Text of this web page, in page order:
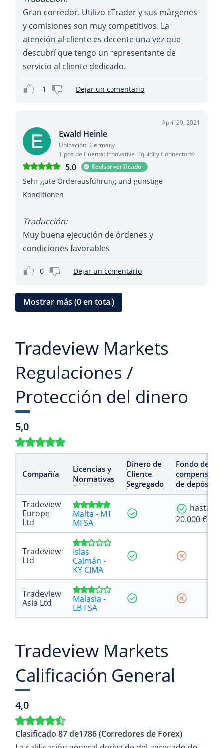
Gran corredor. Utilizo cTrader y sus márgenes
y comisiones son muy competitivos. La
atención al cliente es decente una vez que
descubrí que tengo un representante de
servicio al cliente dedicado.
-1 Dejar un comentario
April 29, 2021
Ewald Heinle
Ubicación: Germany
Tipos de Cuenta: Innovative Liquidity Connector®
5.0 Revisor verificado
Sehr gute Orderausführung und günstige
Konditionen
Traducción:
Muy buena ejecución de órdenes y
condiciones favorables
0 Dejar un comentario
Mostrar más (0 en total)
Tradeview Markets
Regulaciones /
Protección del dinero
5,0
Compañía
Licencias y
Normativas
Dinero de
Cliente
Segregado
Fondo de
de depósitos
Tradeview
Europe
Ltd
Malta - MT
MFSA
hasta
20.000 €
Tradeview
Ltd
Islas
Caimán -
KY CIMA
Tradeview
Asia Ltd
Malasia -
LB FSA
Tradeview Markets
Calificación General
4,0
Clasificado 87 de1786 (Corredores de Forex)